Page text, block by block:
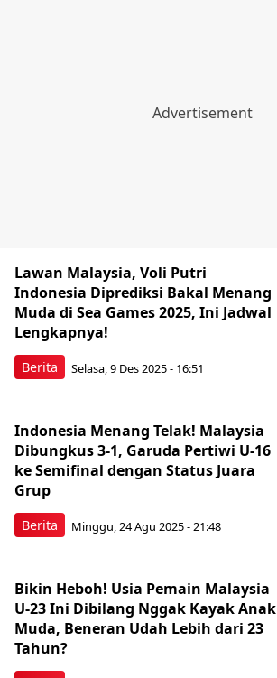
Berita
Lawan Malaysia, Voli Putri
Indonesia Diprediksi Bakal Menang
Muda di Sea Games 2025, Ini Jadwal
Lengkapnya!
Selasa, 9 Des 2025 - 16:51
Berita
Indonesia Menang Telak! Malaysia
Dibungkus 3-1, Garuda Pertiwi U-16
ke Semifinal dengan Status Juara
Grup
Minggu, 24 Agu 2025 - 21:48
Bikin Heboh! Usia Pemain Malaysia
U-23 Ini Dibilang Nggak Kayak Anak
Muda, Beneran Udah Lebih dari 23
Tahun?